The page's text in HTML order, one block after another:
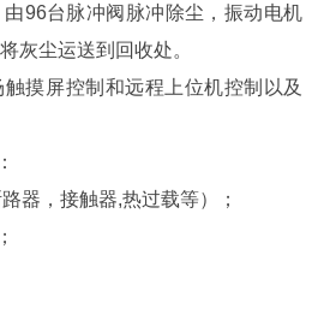
96台脉冲阀脉冲除尘，振动电机
灰尘运送到回收处。
摸屏控制和远程上位机控制以及
器，接触器,热过载等）；